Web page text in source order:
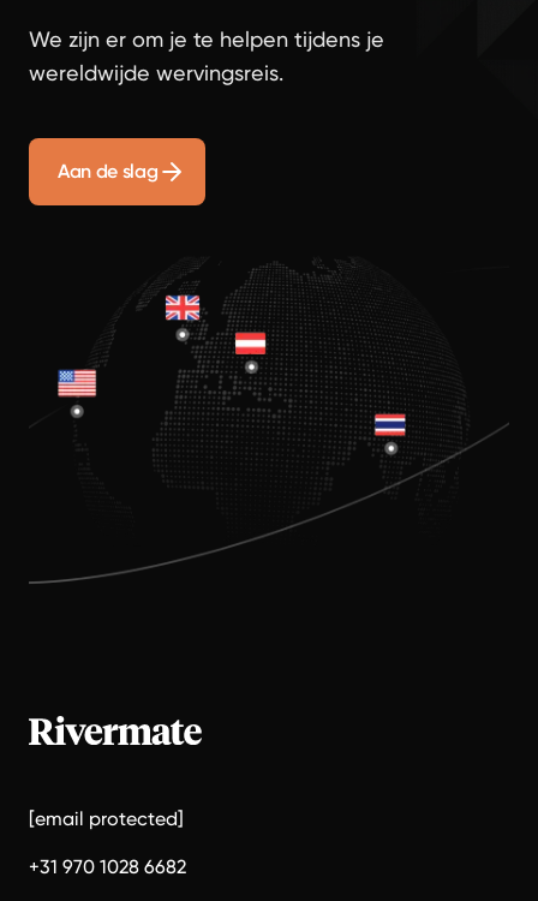
We zijn er om je te helpen tijdens je
wereldwijde wervingsreis.
Aan de slag
[email protected]
+31 970 1028 6682